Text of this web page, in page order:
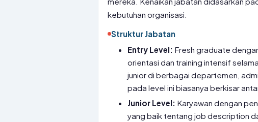
kebutuhan organisasi.
Struktur Jabatan
Entry Level: Fresh graduate
orientasi dan training intensif
junior di berbagai departemen,
pada level ini biasanya berkisar
Junior Level: Karyawan dengan
yang baik tentang job description